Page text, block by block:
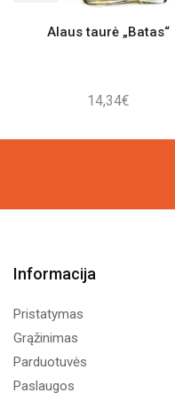
Alaus taurė „Batas“
14,34€
Informacija
Pristatymas
Grąžinimas
Parduotuvės
Paslaugos